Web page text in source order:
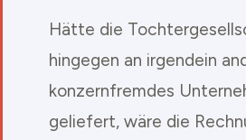
Hätte die
hingegen an irgendein
konzernfremdes
geliefert, wäre die